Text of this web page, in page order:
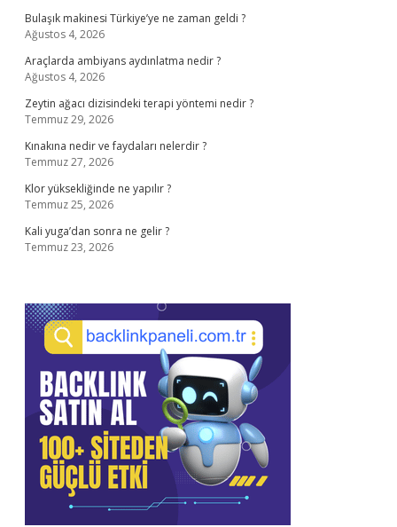
Bulaşık makinesi Türkiye’ye ne zaman geldi ?
Ağustos 4, 2026
Araçlarda ambiyans aydınlatma nedir ?
Ağustos 4, 2026
Zeytin ağacı dizisindeki terapi yöntemi nedir ?
Temmuz 29, 2026
Kınakına nedir ve faydaları nelerdir ?
Temmuz 27, 2026
Klor yüksekliğinde ne yapılır ?
Temmuz 25, 2026
Kali yuga’dan sonra ne gelir ?
Temmuz 23, 2026